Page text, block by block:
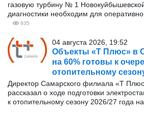
газовую турбину № 1
диагностики необходим для
935
04 августа 2026, 19:52
Объекты «Т Плюс» в
на 60% готовы к
отопительному
Директор Самарского филиала «Т
рассказал о ходе подготовки
к отопительному сезону 2026/27 года